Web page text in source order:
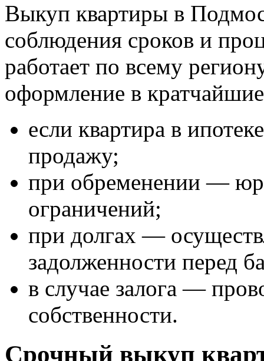
Выкуп квартиры в
соблюдения сроков и
работает по всему
оформление в
если квартира в
продажу;
при обременении —
ограничений;
при долгах —
задолженности перед
в случае залога —
собственности.
Срочный выкуп